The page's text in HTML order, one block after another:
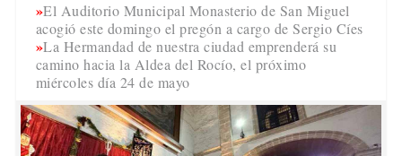
El Auditorio Municipal Monasterio de San Miguel
acogió este domingo el pregón a cargo de Sergio Cíes
La Hermandad de nuestra ciudad emprenderá su
camino hacia la Aldea del Rocío, el próximo
miércoles día 24 de mayo